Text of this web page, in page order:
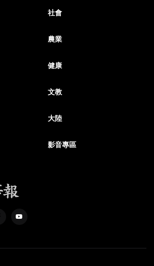
社會
農業
健康
文教
大陸
影音專區